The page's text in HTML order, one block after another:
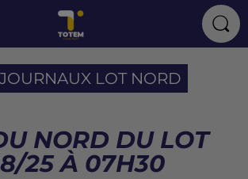
LOT NORD
NORD DU LOT
25 À 07H30